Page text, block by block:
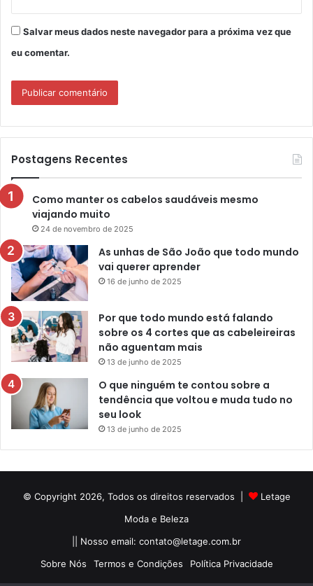
Salvar meus dados neste navegador para a próxima vez que
eu comentar.
Postagens Recentes
Como manter os cabelos saudáveis mesmo
viajando muito
24 de novembro de 2025
As unhas de São João que todo mundo
vai querer aprender
16 de junho de 2025
Por que todo mundo está falando
sobre os 4 cortes que as cabeleireiras
não aguentam mais
13 de junho de 2025
O que ninguém te contou sobre a
tendência que voltou e muda tudo no
seu look
13 de junho de 2025
© Copyright 2026, Todos os direitos reservados |
Letage
Moda e Beleza
|| Nosso email: contato@letage.com.br
Sobre Nós
Termos e Condições Política Privacidade